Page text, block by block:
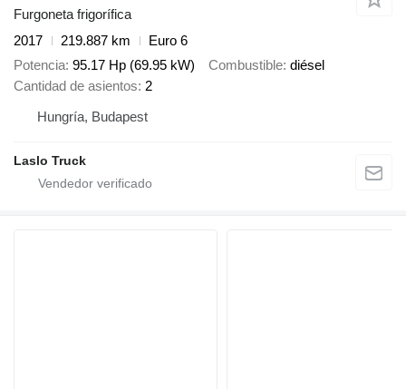
Furgoneta frigorífica
2017
219.887 km
Euro 6
Potencia 95.17 Hp (69.95 kW) Combustible diésel
Cantidad de asientos 2
Hungría, Budapest
Laslo Truck